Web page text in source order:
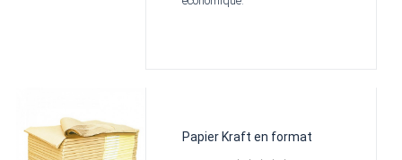
Papier Kraft en format